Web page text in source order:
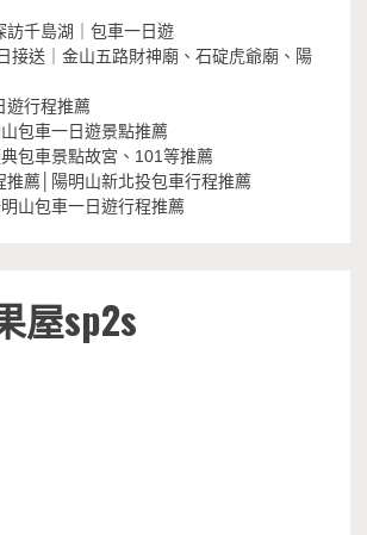
訪千島湖｜包車一日遊
接送｜金山五路財神廟、石碇虎爺廟、陽
遊行程推薦
包車一日遊景點推薦
包車景點故宮、101等推薦
推薦│陽明山新北投包車行程推薦
山包車一日遊行程推薦
屋sp2s